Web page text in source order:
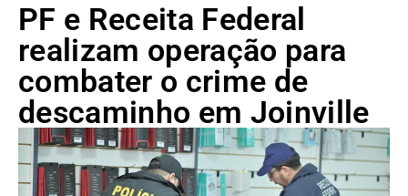
PF e Receita Federal
realizam operação para
combater o crime de
descaminho em Joinville